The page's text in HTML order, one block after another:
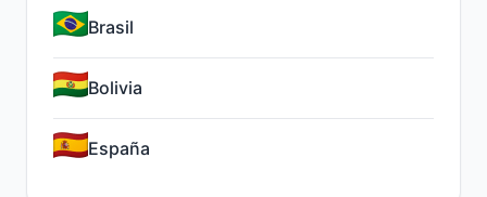
Brasil
Bolivia
España